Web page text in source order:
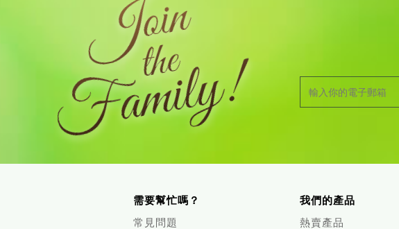
需要幫忙嗎？
常見問題
我們的產品
熱賣產品